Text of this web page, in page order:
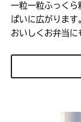
一粒一粒ふっくら
ぱいに広がりま
おいしくお弁当に